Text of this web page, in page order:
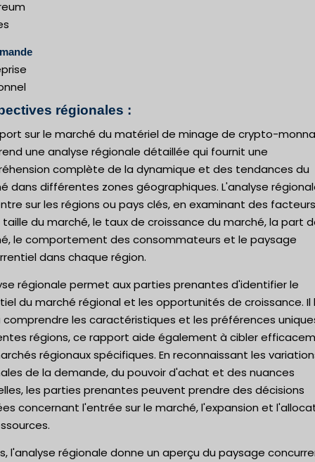
régionales :
sur le marché du matériel de minage de crypto-
une analyse régionale détaillée qui fournit une
complète de la dynamique et des tendances du
dans différentes zones géographiques. L'analyse
sur les régions ou pays clés, en examinant des
taille du marché, le taux de croissance du marché, la part
le comportement des consommateurs et le paysage
dans chaque région.
régionale permet aux parties prenantes d'identifier le
du marché régional et les opportunités de croissance. Il
comprendre les caractéristiques et les préférences
régions, ce rapport aide également à cibler
régionaux spécifiques. En reconnaissant les
de la demande, du pouvoir d'achat et des nuances
les parties prenantes peuvent prendre des décisions
concernant l'entrée sur le marché, l'expansion et
l'analyse régionale donne un aperçu du paysage